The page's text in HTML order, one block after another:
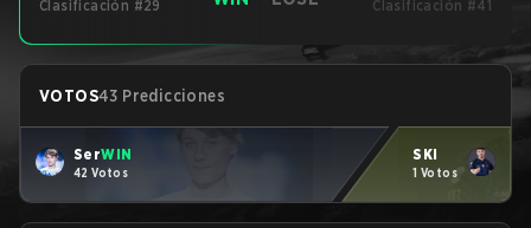
Clasificación #29 Clasificación #41
VOTOS43 Predicciones
SerWIN
42 Votos
SKi
1 Votos